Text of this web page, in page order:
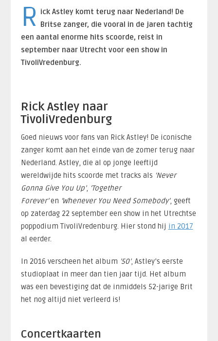
R ick Astley komt terug naar Nederland! De
Britse zanger, die vooral in de jaren tachtig
een aantal enorme hits scoorde, reist in
september naar Utrecht voor een show in
TivoliVredenburg.
Rick Astley naar
TivoliVredenburg
Goed nieuws voor fans van Rick Astley! De iconische
zanger komt aan het einde van de zomer terug naar
Nederland. Astley, die al op jonge leeftijd
wereldwijde hits scoorde met tracks als ‘Never
Gonna Give You Up’, ‘Together
Forever’en ‘Whenever You Need Somebody’, geeft
op zaterdag 22 september een show in het Utrechtse
poppodium TivoliVredenburg. Hier stond hij in 2017
al eerder.
In 2016 verscheen het album ’50’, Astley’s eerste
studioplaat in meer dan tien jaar tijd. Het album
was een bevestiging dat de inmiddels 52-jarige Brit
het nog altijd niet verleerd is!
Concertkaarten